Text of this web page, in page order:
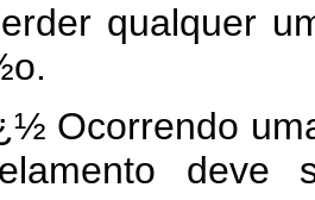
qualquer um
uma
deve